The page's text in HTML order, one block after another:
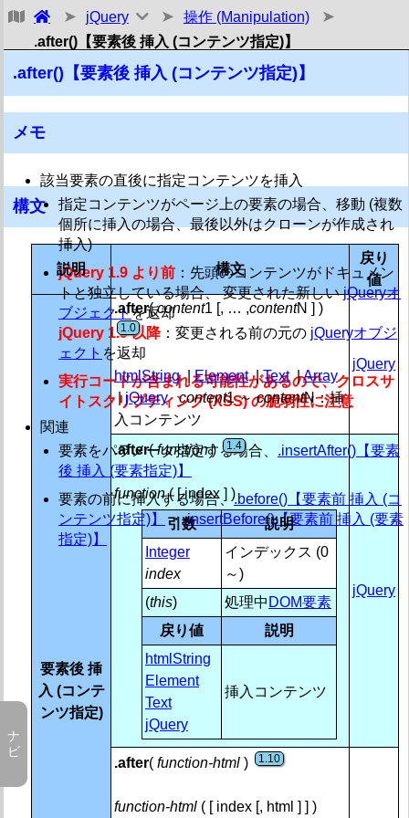
トップ・その他リファレンス メモ
基本
属性 (Attributes)
コア (Core)
CSS関連プロパティ (CSS)
データ (Data)
状態管理・非同期処理 (Deferred Object)
領域サイズ (Dimensions)
効果 (Effects)
イベント (Events)
フォーム (Forms)
内部処理 (Internals)
操作 (Manipulation)
jQuery.htmlPrefilter()【操作メソッド前置フィルタ】
クラス属性 (Class Attribute)
.addClass()【クラス追加】
1.0 / 1.4
.hasClass()【クラス有無】
.removeClass()【クラス削除】
.toggleClass()【クラス 追加/削除 切替】
コピー (Copying)
.clone()【要素複製】
(DOM Insertion, Around)
.unwrap()【親要素 削除】
1.4 / 3.0
.wrap()【要素囲い (個別)】 1.0 / 1.4
.wrapAll()【要素囲い (一括)】
1.2 / 1.4
jQuery
操作 (Manipulation)
.after()【要素後 挿入 (コンテンツ指定)】
.after()【要素後 挿入 (コンテンツ指定)】
メモ
該当要素の直後に指定コンテンツを挿入
指定コンテンツがページ上の要素の場合、移動 (複数
個所に挿入の場合、最後以外はクローンが作成され
挿入)
jQuery 1.9 より前 ：先頭のコンテンツがドキュメン
トと独立している場合、 変更された新しいjQueryオ
ブジェクトを返却
jQuery 1.9 以降：変更される前の元の jQueryオブジ
ェクト を返却
実行コードが含まれる可能性があるので、クロスサ
イトスクリプティング(XSS) の脆弱性に注意
関連
要素をパラメータ指定する場合、 .insertAfter()【要素
後 挿入 (要素指定)】
要素の前に挿入する場合、.before()【要素前 挿入 (コ
ンテンツ指定)】
・.insertBefore()【要素前 挿入 (要素
指定)】
構文
説明 構文
戻り
値
要素後 挿
入 (コンテ
ンツ指定)
.after(content1 [, … ,contentN ] )
1.0
htmlString|Element|Text|Array
| jQuery content1 ～contentN：挿
入コンテンツ
jQuery
.after(function) 1.4
function( [ index ] )
引数
説明
Integer
index
インデックス (0
～)
(this) 処理中 DOM要素
戻り値
説明
htmlString
Element
Text
jQuery
挿入コンテンツ
jQuery
.after( function-html ) 1.10
function-html ( [ index [, html ] ] )